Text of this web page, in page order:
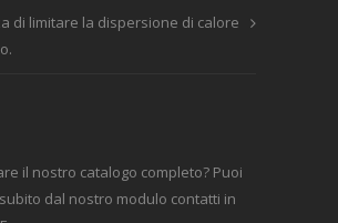
di limitare la dispersione di calore
il nostro catalogo completo? Puoi
dal nostro modulo contatti in